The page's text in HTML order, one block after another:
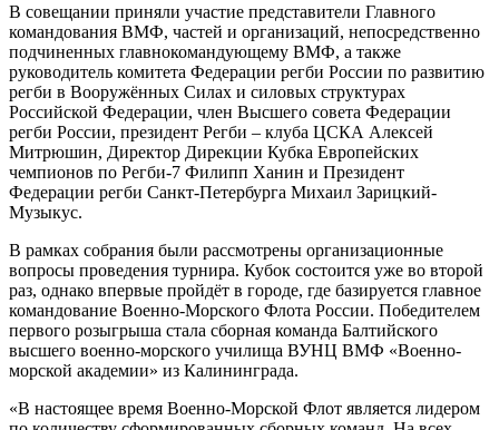
В совещании приняли участие представители Главного
командования ВМФ, частей и организаций, непосредственно
подчиненных главнокомандующему ВМФ, а также
руководитель комитета Федерации регби России по развитию
регби в Вооружённых Силах и силовых структурах
Российской Федерации, член Высшего совета Федерации
регби России, президент Регби – клуба ЦСКА Алексей
Митрюшин, Директор Дирекции Кубка Европейских
чемпионов по Регби-7 Филипп Ханин и Президент
Федерации регби Санкт-Петербурга Михаил Зарицкий-
Музыкус.
В рамках собрания были рассмотрены организационные
вопросы проведения турнира. Кубок состоится уже во второй
раз, однако впервые пройдёт в городе, где базируется главное
командование Военно-Морского Флота России. Победителем
первого розыгрыша стала сборная команда Балтийского
высшего военно-морского училища ВУНЦ ВМФ «Военно-
морской академии» из Калининграда.
«В настоящее время Военно-Морской Флот является лидером